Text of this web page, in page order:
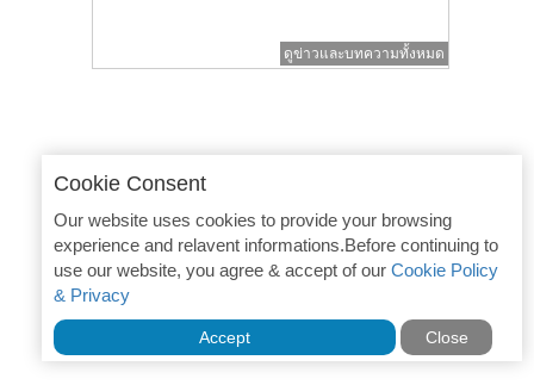
ดูข่าวและบทความทั้งหมด
Cookie Consent
Our website uses cookies to provide your browsing
experience and relavent informations.Before continuing to
use our website, you agree & accept of our Cookie Policy
& Privacy
Accept Close